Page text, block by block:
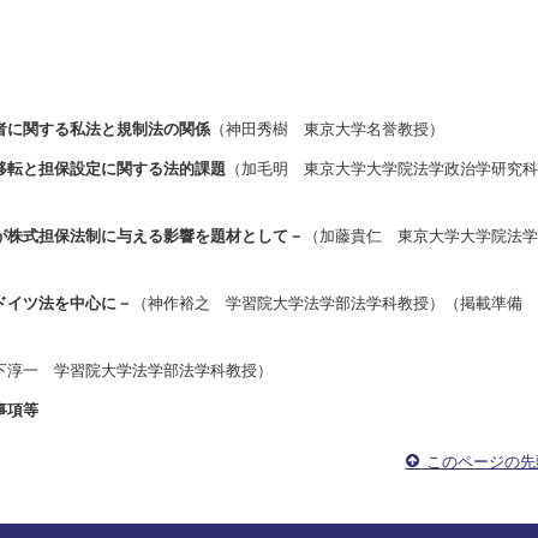
関する私法と規制法の関係 （神田秀樹 東京大学名誉教授）
と担保設定に関する法的課題 （加毛明 東京大学大学院法学政治学研究科
式担保法制に与える影響を題材として－ （加藤貴仁 東京大学大学院法学
ツ法を中心に－ （神作裕之 学習院大学法学部法学科教授）（掲載準備
淳一 学習院大学法学部法学科教授）
項等
このページの